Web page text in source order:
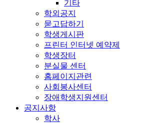
기타
학외공지
묻고답하기
학생게시판
프린터 인터넷 예약제
학생장터
분실물 센터
홈페이지관련
사회봉사센터
장애학생지원센터
공지사항
학사